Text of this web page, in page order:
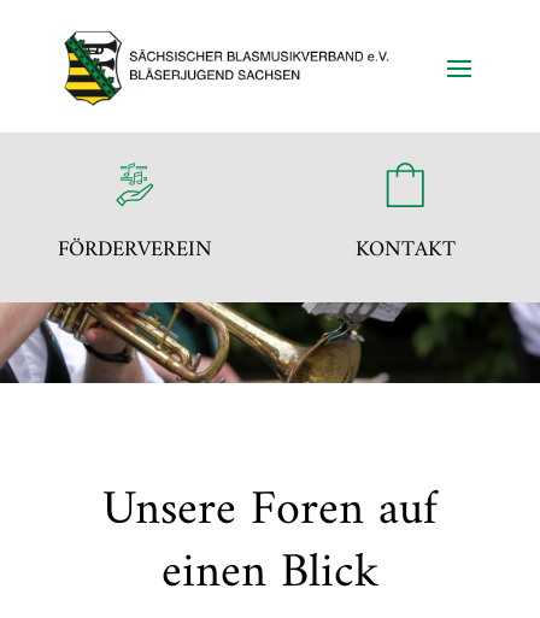
FÖRDERVEREIN KONTAKT
Unsere Foren auf
einen Blick